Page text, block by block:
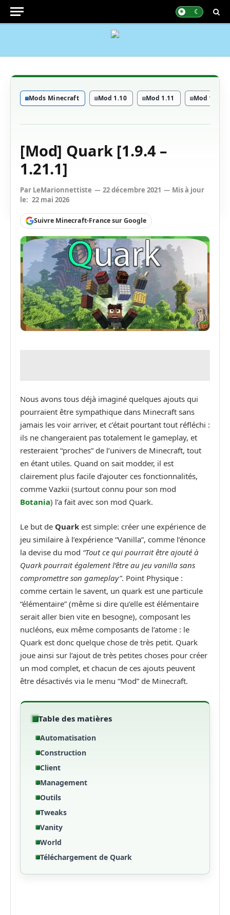
Mods Minecraft Mod 1.10 Mod 1.11 Mod 1.12
[Mod] Quark [1.9.4 –
1.21.1]
Par LeMarionnettiste 22 décembre 2021
Mis à jour
le: 22 mai 2026
Suivre Minecraft-France sur Google
Nous avons tous déjà imaginé quelques ajouts qui
pourraient être sympathique dans Minecraft sans
jamais les voir arriver, et c’était pourtant tout réfléchi :
ils ne changeraient pas totalement le gameplay, et
resteraient “proches” de l’univers de Minecraft, tout
en étant utiles. Quand on sait modder, il est
clairement plus facile d’ajouter ces fonctionnalités,
comme Vazkii (surtout connu pour son mod
Botania) l’a fait avec son mod Quark.
Le but de Quark est simple: créer une expérience de
jeu similaire à l’expérience “Vanilla”, comme l’énonce
la devise du mod “Tout ce qui pourrait être ajouté à
Quark pourrait également l’être au jeu vanilla sans
compromettre son gameplay”. Point Physique :
comme certain le savent, un quark est une particule
“élémentaire” (même si dire qu’elle est élémentaire
serait aller bien vite en besogne), composant les
nucléons, eux même composants de l’atome : le
Quark est donc quelque chose de très petit. Quark
joue ainsi sur l’ajout de très petites choses pour créer
un mod complet, et chacun de ces ajouts peuvent
être désactivés via le menu “Mod” de Minecraft.
Table des matières
Automatisation
Construction
Client
Management
Outils
Tweaks
Vanity
World
Téléchargement de Quark